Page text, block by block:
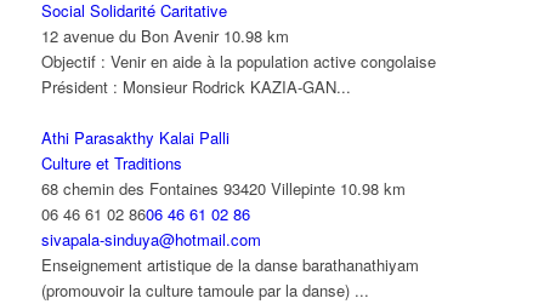
Social Solidarité Caritative
12 avenue du Bon Avenir 10.98 km
Objectif : Venir en aide à la population active congolaise
Président : Monsieur Rodrick KAZIA-GAN...
Athi Parasakthy Kalai Palli
Culture et Traditions
68 chemin des Fontaines 93420 Villepinte 10.98 km
06 46 61 02 8606 46 61 02 86
sivapala-sinduya@hotmail.com
Enseignement artistique de la danse barathanathiyam
(promouvoir la culture tamoule par la danse) ...